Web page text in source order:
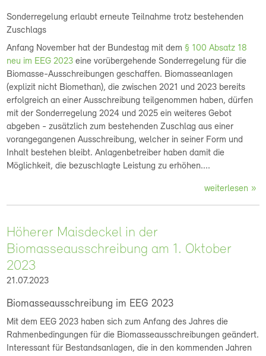
Sonderregelung erlaubt erneute Teilnahme trotz bestehenden
Zuschlags
Anfang November hat der Bundestag mit dem§ 100 Absatz 18
neu im EEG 2023 eine vorübergehende Sonderregelung für die
Biomasse-Ausschreibungen geschaffen. Biomasseanlagen
(explizit nicht Biomethan), die zwischen 2021 und 2023 bereits
erfolgreich an einer Ausschreibung teilgenommen haben, dürfen
mit der Sonderregelung 2024 und 2025 ein weiteres Gebot
abgeben - zusätzlich zum bestehenden Zuschlag aus einer
vorangegangenen Ausschreibung, welcher in seiner Form und
Inhalt bestehen bleibt. Anlagenbetreiber haben damit die
Möglichkeit, die bezuschlagte Leistung zu erhöhen....
weiterlesen
Höherer Maisdeckel in der
Biomasseausschreibung am 1. Oktober
2023
21.07.2023
Biomasseausschreibung im EEG 2023
Mit dem EEG 2023 haben sich zum Anfang des Jahres die
Rahmenbedingungen für die Biomasseausschreibungen geändert.
Interessant für Bestandsanlagen, die in den kommenden Jahren